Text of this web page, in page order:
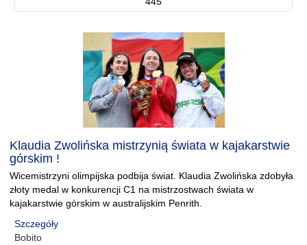
Klaudia Zwolińska mistrzynią świata w kajakarstwie
górskim !
Wicemistrzyni olimpijska podbija świat. Klaudia Zwolińska zdobyła
złoty medal w konkurencji C1 na mistrzostwach świata w
kajakarstwie górskim w australijskim Penrith.
Szczegóły
Bobito